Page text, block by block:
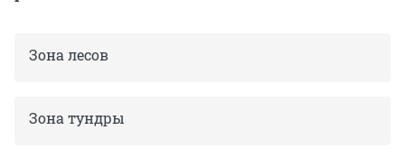
Зона лесов
Зона тундры